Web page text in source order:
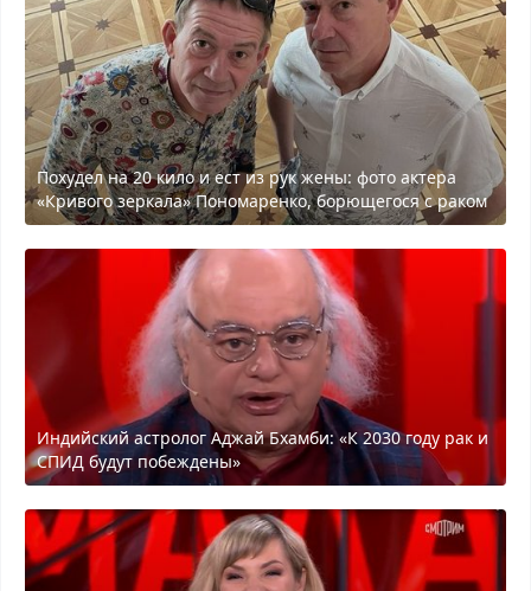
Похудел на 20 кило и ест из рук жены: фото актера
«Кривого зеркала» Пономаренко, борющегося с раком
Индийский астролог Аджай Бхамби: «К 2030 году рак и
СПИД будут побеждены»